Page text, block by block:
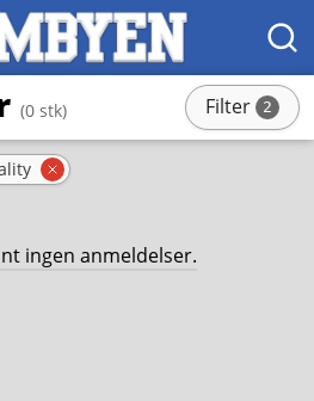
SØK
(0 stk) Filter 2stk
Fjern filter
ingen anmeldelser.